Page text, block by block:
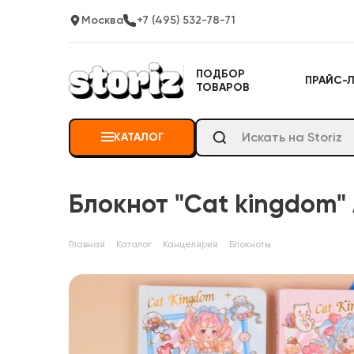
Москва +7 (495) 532-78-71
ПОДБОР
ТОВАРОВ
ПРАЙС-
КАТАЛОГ
Блокнот "Cat
Главная Каталог Канцелярия Блокноты